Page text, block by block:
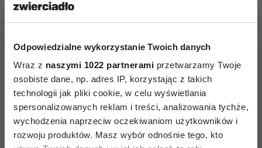
Odpowiedzialne wykorzystanie Twoich danych
Wraz z naszymi 1022 partnerami przetwarzamy Twoje
osobiste dane, np. adres IP, korzystając z takich
technologii jak pliki cookie, w celu wyświetlania
spersonalizowanych reklam i treści, analizowania tychże,
wychodzenia naprzeciw oczekiwaniom użytkowników i
rozwoju produktów. Masz wybór odnośnie tego, kto